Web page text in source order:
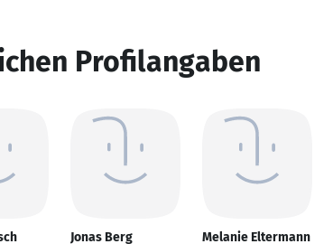
Profilangaben
Jonas Berg Melanie Eltermann